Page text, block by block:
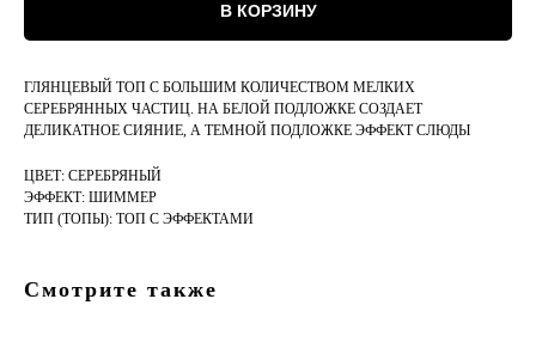
В КОРЗИНУ
ГЛЯНЦЕВЫЙ ТОП С БОЛЬШИМ КОЛИЧЕСТВОМ МЕЛКИХ
СЕРЕБРЯННЫХ ЧАСТИЦ. НА БЕЛОЙ ПОДЛОЖКЕ СОЗДАЕТ
ДЕЛИКАТНОЕ СИЯНИЕ, А ТЕМНОЙ ПОДЛОЖКЕ ЭФФЕКТ СЛЮДЫ
ЦВЕТ: СЕРЕБРЯНЫЙ
ЭФФЕКТ: ШИММЕР
ТИП (ТОПЫ): ТОП С ЭФФЕКТАМИ
Смотрите также